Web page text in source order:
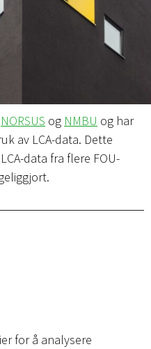
NORSUS og NMBU og har
av LCA-data. Dette
data fra flere FOU-
for å analysere